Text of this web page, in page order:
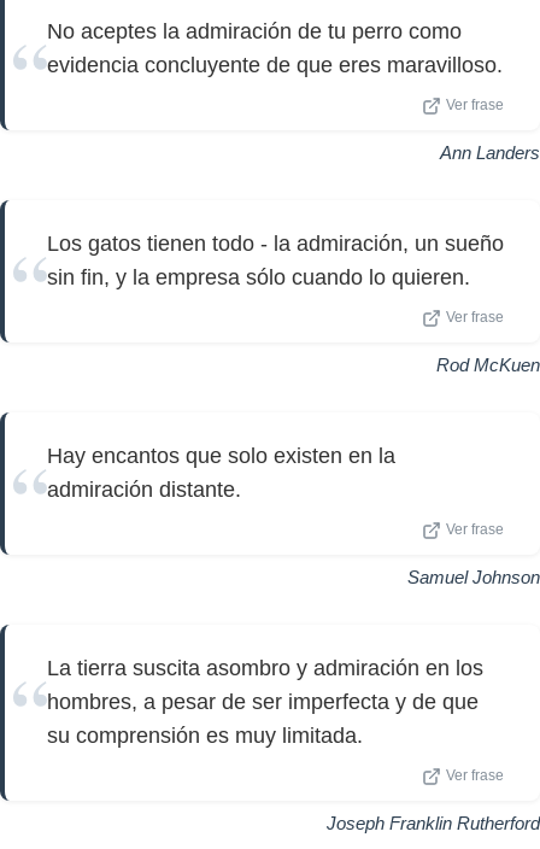
No aceptes la admiración de tu perro como
evidencia concluyente de que eres maravilloso.
Ver frase
Ann Landers
Los gatos tienen todo - la admiración, un sueño
sin fin, y la empresa sólo cuando lo quieren.
Ver frase
Rod McKuen
Hay encantos que solo existen en la
admiración distante.
Ver frase
Samuel Johnson
La tierra suscita asombro y admiración en los
hombres, a pesar de ser imperfecta y de que
su comprensión es muy limitada.
Ver frase
Joseph Franklin Rutherford